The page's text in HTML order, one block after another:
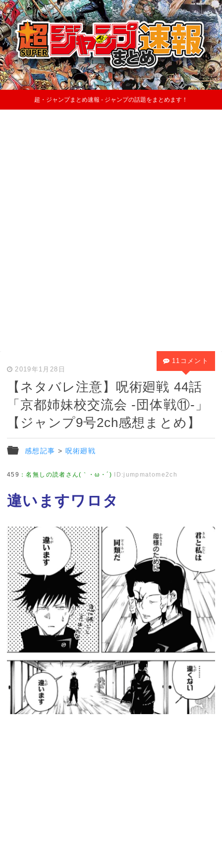
超・ジャンプまとめ速報 - ジャンプの話題をまとめます！
2019年1月28日
【ネタバレ注意】呪術廻戦 44話
「京都姉妹校交流会 -団体戦⑪-」
【ジャンプ9号2ch感想まとめ】
感想記事 > 呪術廻戦
11コメント
459 ：名無しの読者さん(｀・ω・´) ID:jumpmatome2ch
違いますワロタ